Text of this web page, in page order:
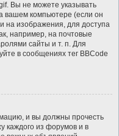
Вы не можете указывать
вашем компьютере (если он
на изображения, для доступа
например, на почтовые
сайты и т. п. Для
в сообщениях тег BBCode
и вы должны прочесть
каждого из форумов и в